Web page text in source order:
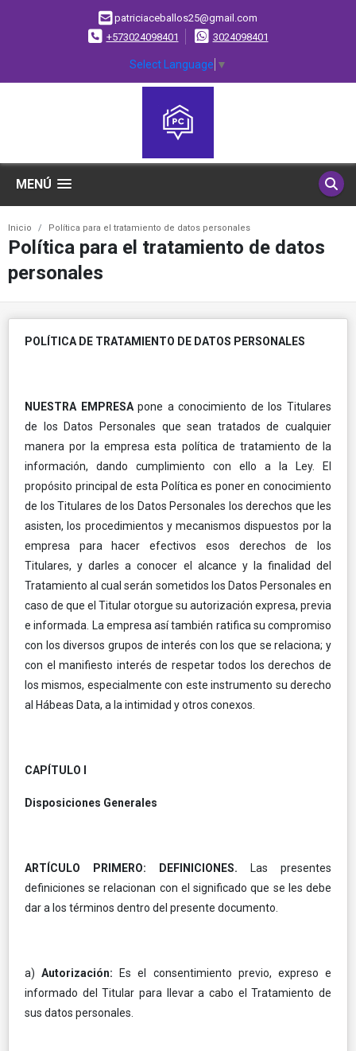
patriciaceballos25@gmail.com
+573024098401
3024098401
Select Language ▼
MENÚ
Inicio Política para el tratamiento de datos personales
Política para el tratamiento de datos
personales
POLÍTICA DE TRATAMIENTO DE DATOS PERSONALES
NUESTRA EMPRESApone a conocimiento de los Titulares
de los Datos Personales que sean tratados de cualquier
manera por la empresa esta política de tratamiento de la
información, dando cumplimiento con ello a la Ley. El
propósito principal de esta Política es poner en conocimiento
de los Titulares de los Datos Personales los derechos que les
asisten, los procedimientos y mecanismos dispuestos por la
empresa para hacer efectivos esos derechos de los
Titulares, y darles a conocer el alcance y la finalidad del
Tratamiento al cual serán sometidos los Datos Personales en
caso de que el Titular otorgue su autorización expresa, previa
e informada. La empresa así también ratifica su compromiso
con los diversos grupos de interés con los que se relaciona; y
con el manifiesto interés de respetar todos los derechos de
los mismos, especialmente con este instrumento su derecho
al Hábeas Data, a la intimidad y otros conexos.
CAPÍTULO I
Disposiciones Generales
ARTÍCULO PRIMERO: DEFINICIONES. Las presentes
definiciones se relacionan con el significado que se les debe
dar a los términos dentro del presente documento.
a)Autorización:
Es el consentimiento previo, expreso e
informado del Titular para llevar a cabo el Tratamiento de
sus datos personales.